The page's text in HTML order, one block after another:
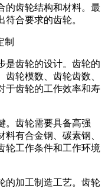
的齿轮结构和材料。最
合要求的齿轮。
是齿轮的设计。齿轮的
轮模数、齿轮齿数、
于齿轮的工作效率和寿
。齿轮需要具备高强
有合金钢、碳素钢、
轮工作条件和工作环境
的加工制造工艺。齿轮